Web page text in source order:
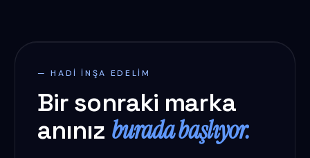
— HADI INŞA EDELIM
Bir sonraki marka
anınız burada başlıyor.